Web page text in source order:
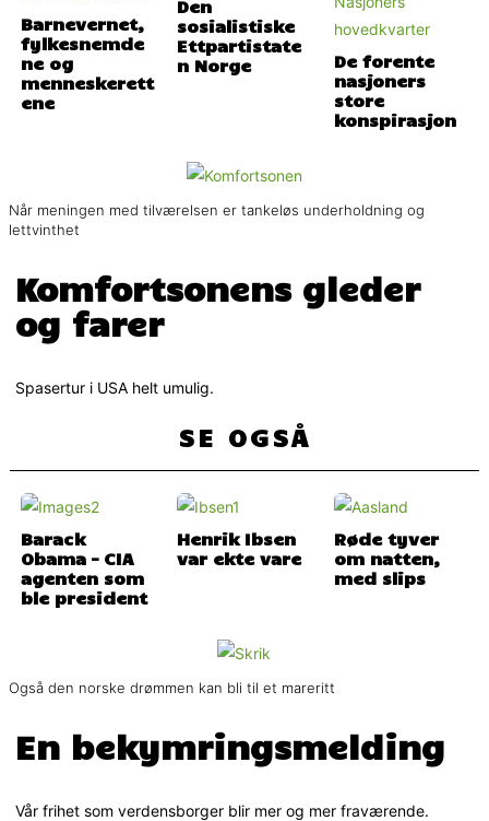
Barnevernet,
fylkesnemde
ne og
menneskerett
ene
Den
sosialistiske
Ettpartistate
n Norge
De forente
nasjoners
store
konspirasjon
Når meningen med tilværelsen er tankeløs underholdning og
lettvinthet
Komfortsonens gleder
og farer
Spasertur i USA helt umulig.
SE OGSÅ
Barack
Obama – CIA
agenten som
ble president
Henrik Ibsen
var ekte vare
Røde tyver
om natten,
med slips
Også den norske drømmen kan bli til et mareritt
En bekymringsmelding
Vår frihet som verdensborger blir mer og mer fraværende.